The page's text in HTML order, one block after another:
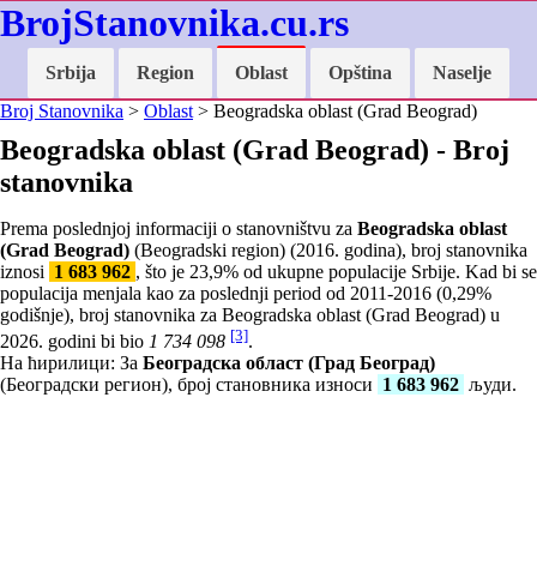
BrojStanovnika.cu.rs
Srbija Region Oblast Opština
Naselje
Broj Stanovnika > Oblast > Beogradska oblast (Grad Beograd)
Beogradska oblast (Grad Beograd) - Broj
stanovnika
Prema poslednjoj informaciji o stanovništvu za Beogradska oblast
(Grad Beograd) (Beogradski region) (2016. godina), broj stanovnika
iznosi 1 683 962 , što je 23,9% od ukupne populacije Srbije. Kad bi se
populacija menjala kao za poslednji period od 2011-2016 (0,29%
godišnje), broj stanovnika za Beogradska oblast (Grad Beograd) u
2026. godini bi bio 1 734 098 [3].
На ћирилици: За Београдска област (Град Београд)
(Београдски регион), број становника износи 1 683 962 људи.